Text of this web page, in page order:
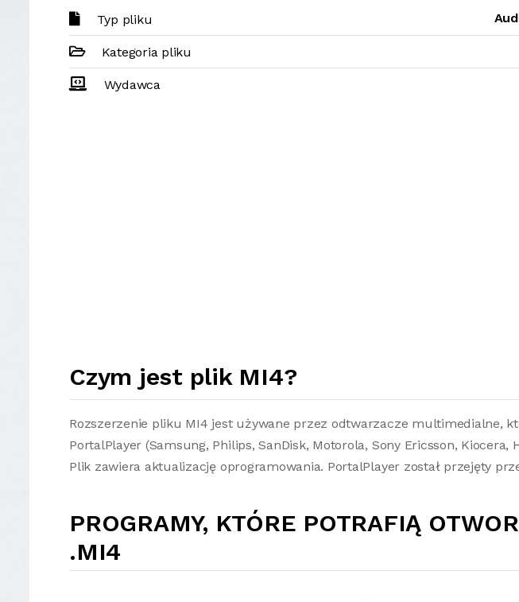
Typ pliku
Kategoria pliku
Wydawca
Czym jest plik MI4?
Rozszerzenie pliku MI4 jest używane przez odtwarzacze multimedialne,
PortalPlayer (Samsung, Philips, SanDisk, Motorola, Sony Ericsson, Kiocera,
Plik zawiera aktualizację oprogramowania. PortalPlayer został przejęty
PROGRAMY, KTÓRE POTRAFIĄ
.MI4